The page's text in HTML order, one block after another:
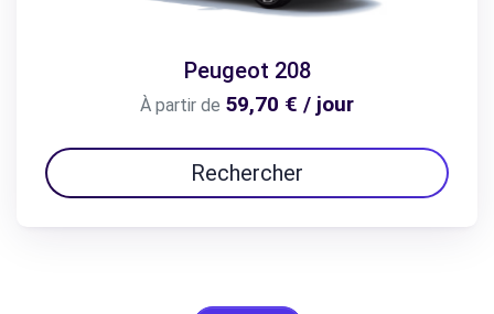
Peugeot 208
À partir de 59,70 € / jour
Rechercher